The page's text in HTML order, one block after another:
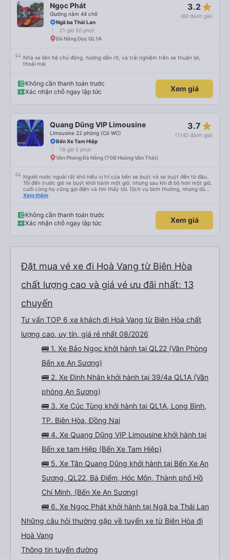
đến Sài Gòn. Nhưng có ba điểm trừ: - Xe buýt đưa đón thứ hai rõ ràng là
không an toàn (xem ảnh) - Ghế của tôi bị kẹt ở chế độ ngả lưng / không thể
ngồi thẳng dậy - Tài xế ban ngày bật nhạc rock với âm lượng rất lớn. May
mắn là anh ấy đã tắt loa phía sau khi được yêu cầu, nhưng hãy cẩn thận nếu
bạn chọn chỗ ngồi phía trước. Nhìn chung, tôi vẫn sẽ sử dụng dịch vụ này
nếu giá cả phải chăng.
Ngọc Phát
Giường nằm 44 chỗ
3.2 star_rate
(60 đánh giá)
Ngã ba Thái Lan
21 giờ 50 phút
Đà Nẵng Dọc QL1A
Nhà xe liên hệ chủ động, hướng dẫn rõ, và trải nghiệm trên xe thuận lợi,
thoải mái
Không cần thanh toán trước
Xác nhận chỗ ngay lập tức
Xem giá
Quang Dũng VIP Limousine
Limousine 22 phòng (Có WC)
3.7 star_rate
(1140 đánh giá)
Bến Xe Tam Hiệp
19 giờ 5 phút
Văn Phòng Đà Nẵng (70B Hoàng Văn Thái)
Người nước ngoài rất khó hiểu vị trí của bến xe buýt và xe buýt đến từ đâu.
Tôi đến trước giờ xe buýt khởi hành một giờ, nhưng sau khi đi bộ hơn một giờ,
cuối cùng họ cũng gọi điện và tìm thấy tôi. Dịch vụ bình thường, nhưng dù
sao thì tôi ngủ ngon hơn ở khách sạn vì tôi rất thoải mái. Sẽ tuyệt hơn nếu
Xem thêm
Không cần thanh toán trước
Xác nhận chỗ ngay lập tức
Xem giá
Đặt mua vé xe đi Hoà Vang từ Biên Hòa
chất lượng cao và giá vé ưu đãi nhất: 13
chuyến
Tư vấn TOP 6 xe khách đi Hoà Vang từ Biên Hòa chất
lượng cao, uy tín, giá rẻ nhất 08/2026
🚌 1. Xe Bảo Ngọc khởi hành tại QL22 (Văn Phòng
Bến xe An Sương)
🚌 2. Xe Đình Nhân khởi hành tại 39/4a QL1A (Văn
phòng An Sương)
🚌 3. Xe Cúc Tùng khởi hành tại QL1A, Long Bình,
TP. Biên Hòa, Đồng Nai
🚌 4. Xe Quang Dũng VIP Limousine khởi hành tại
Bến xe tam Hiệp (Bến Xe Tam Hiệp)
🚌 5. Xe Tân Quang Dũng khởi hành tại Bến Xe An
Sương, QL22, Bà Điểm, Hóc Môn, Thành phố Hồ
Chí Minh, (Bến Xe An Sương)
🚌 6. Xe Ngọc Phát khởi hành tại Ngã ba Thái Lan
Những câu hỏi thường gặp về tuyến xe từ Biên Hòa đi
Hoà Vang
Thông tin tuyến đường